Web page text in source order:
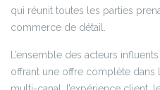
qui réunit toutes les parties
commerce de détail.
L’ensemble des acteurs
offrant une offre complète